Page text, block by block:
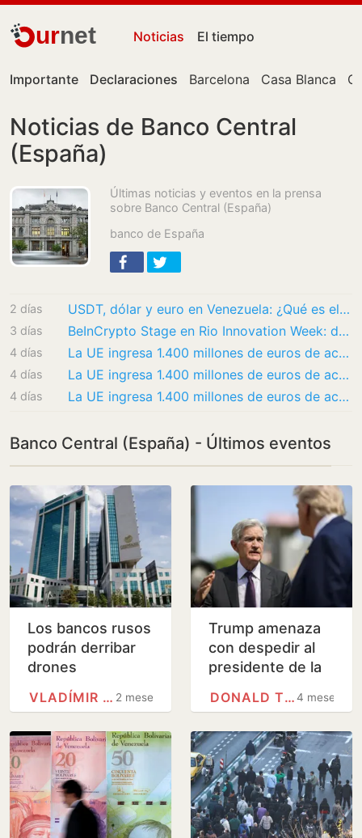
urnet Noticias El tiempo
Importante Declaraciones Barcelona Casa Blanca
Noticias de Banco Central
(España)
Últimas noticias y eventos en la prensa
sobre Banco Central (España)
banco de España
2 días USDT, dólar y euro en Venezuela: ¿Qué es el fenómeno “Rockets and Feathers”?
3 días BeInCrypto Stage en Rio Innovation Week: donde TradFi y las criptomonedas se encuentran
4 días La UE ingresa 1.400 millones de euros de activos rusos inmovilizados
4 días La UE ingresa 1.400 millones de euros de activos rusos inmovilizados
4 días La UE ingresa 1.400 millones de euros de activos rusos inmovilizados
Banco Central (España) - Últimos eventos
Los bancos rusos
podrán derribar
drones
ucranianos
2 meses
VLADÍMIR PUTIN
Trump amenaza
con despedir al
presidente de la
si no deja el cargo
4 meses
DONALD TRUMP